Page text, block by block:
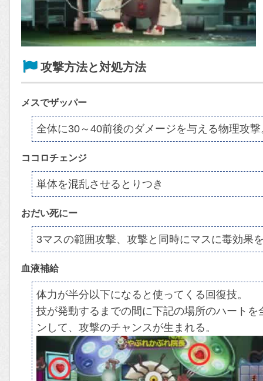
攻撃方法と対処方法
メスでザッパー
全体に30～40前後のダメージを与える物理攻撃
ココロチェンジ
単体を混乱させるとりつき
おだい死にー
3マスの範囲攻撃、攻撃と同時にマスに毒効果
血液補給
体力が半分以下になると使ってくる回復技。
技が発動するまでの間に下記の場所のハート
ンして、攻撃のチャンスが生まれる。